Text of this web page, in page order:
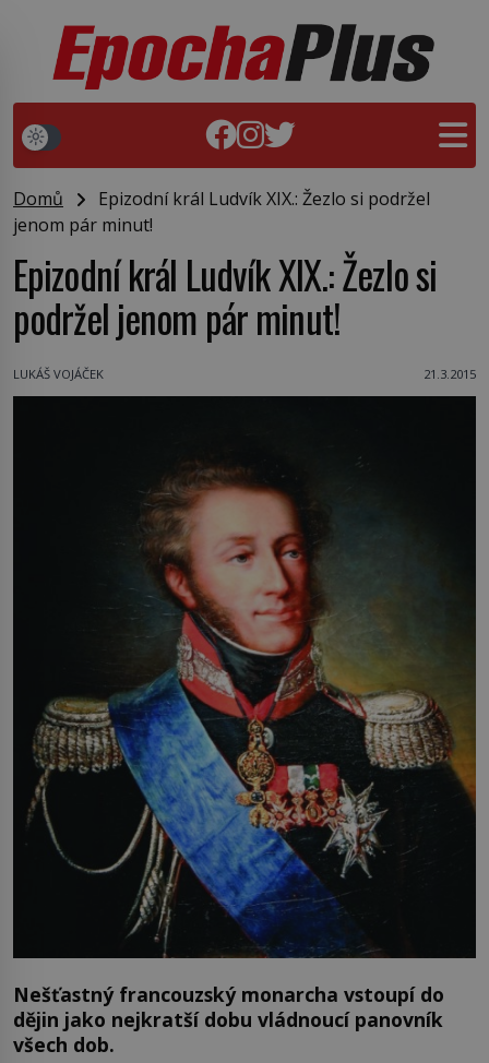
Domů
Epizodní král Ludvík XIX.: Žezlo si podržel
jenom pár minut!
Epizodní král Ludvík XIX.: Žezlo si
podržel jenom pár minut!
LUKÁŠ VOJÁČEK 21.3.2015
Nešťastný francouzský monarcha vstoupí do
dějin jako nejkratší dobu vládnoucí panovník
všech dob.